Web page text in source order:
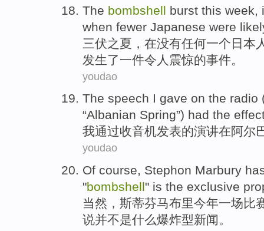
The bombshell burst this week
when fewer Japanese were
三伏之夏 ， 在没有任何一个日本
发生了一件令人震惊的事件。
youdao
The speech I gave on the radio
“Albanian Spring”) had the
我通过收音机发表的演讲在阿尔
youdao
Of course, Stephon Marbury
"bombshell" is the exclusive
当然 ， 斯蒂芬马布里今年一场比
说并不是什么爆炸型新闻。